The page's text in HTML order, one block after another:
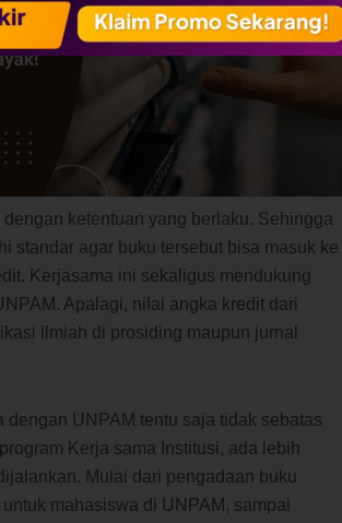
ketentuan yang berlaku. Sehingga
standar agar buku tersebut bisa masuk ke
Kerjasama ini sekaligus mendukung
Apalagi, nilai angka kredit dari
ilmiah di prosiding maupun jurnal
UNPAM tentu saja tidak sebatas
Kerja sama Institusi, ada lebih
Mulai dari pengadaan buku
mahasiswa di UNPAM, sampai